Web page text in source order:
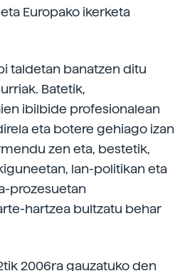
Europako ikerketa
taldetan banatzen ditu
Batetik,
ibilbide profesionalean
eta botere gehiago izan
zen eta, bestetik,
lan-politikan eta
prozesuetan
hartzea bultzatu behar
2006ra gauzatuko den